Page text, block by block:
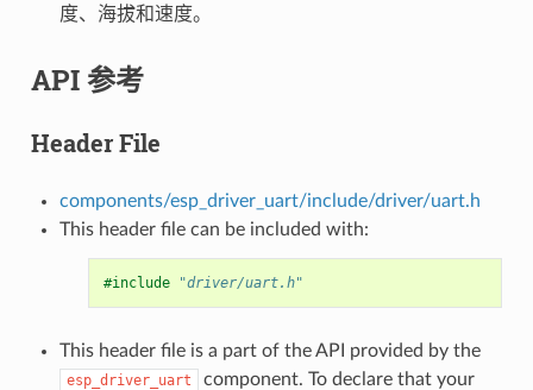
度、海拔和速度。
API 参考
Header File
components/esp_driver_uart/include/driver/uart.h
This header file can be included with:
#include "driver/uart.h"
This header file is a part of the API provided by the
esp_driver_uart
component. To declare that your